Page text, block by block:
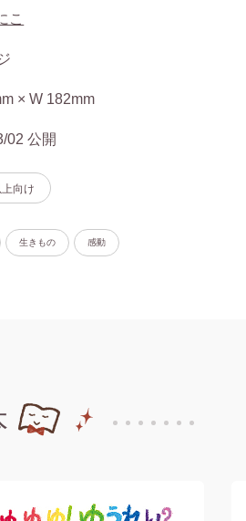
こ
× W 182mm
02 公開
向け
生きもの 感動